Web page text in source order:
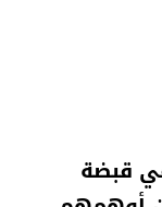
قبضة